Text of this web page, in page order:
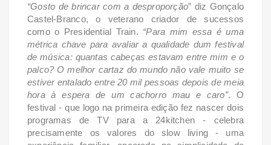
“Gosto de brincar com a desproporção” diz Gonçalo
Castel-Branco, o veterano criador desucessos
como o Presidential Train. “Para mim essa é uma
métrica chave para avaliar a qualidade dum festival
de música: quantas cabeças estavam entre mim e o
palco? O melhor cartaz do mundo não vale muito se
estiver entalado entre 20 mil pessoas depois de meia
hora àespera de um cachorro mau e caro”. O
festival - que logo na primeira edição fez nascer dois
programas de TV para a 24kitchen- celebra
precisamente os valores do slow living - uma